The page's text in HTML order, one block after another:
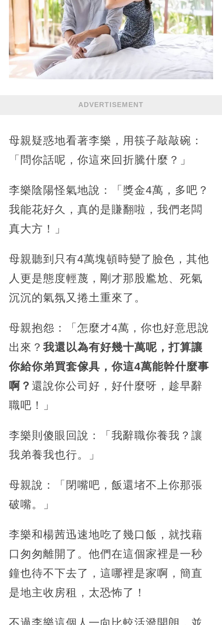
ADVERTISEMENT
母親疑惑地看著李樂，用筷子敲敲碗：
「問你話呢，你這來回折騰什麼？」
李樂陰陽怪氣地說：「獎金4萬，多吧？
我能花好久，真的是賺翻啦，我們老闆
真大方！」
母親聽到只有4萬塊頓時變了臉色，其他
人更是態度輕蔑，剛才那股尷尬、死氣
沉沉的氣氛又捲土重來了。
母親抱怨：「怎麼才4萬，你也好意思說
出來？ 我還以為有好幾十萬呢，打算讓
你給你弟買套傢具，你這4萬能幹什麼事
啊？ 還說你公司好，好什麼呀，趁早辭
職吧！」
李樂則傻眼回說：「我辭職你養我？讓
我弟養我也行。」
母親說：「閉嘴吧，飯還堵不上你那張
破嘴。」
李樂和楊茜迅速地吃了幾口飯，就找藉
口匆匆離開了。他們在這個家裡是一秒
鐘也待不下去了，這哪裡是家啊，簡直
是地主收房租，太恐怖了！